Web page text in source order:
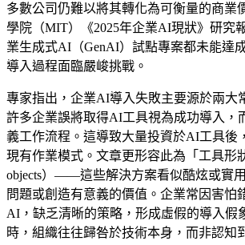
多數公司仍難以將其轉化為可衡量的商業
學院（MIT）《2025年企業AI現狀》研究
業生成式AI（GenAI）試點專案都未能達
導入過程面臨嚴峻挑戰。
專家指出，企業AI導入失敗主要源於兩大
許多企業誤將取得AI工具視為成功導入，
義工作流程。這導致大量投資於AI工具後
現有作業模式。文章更形容此為「工具形
objects）——這些解決方案看似酷炫或實
問題或創造有意義的價值。企業常因害怕
AI，缺乏清晰的策略，形成虛假的導入假
時，組織往往歸咎於技術本身，而非認知